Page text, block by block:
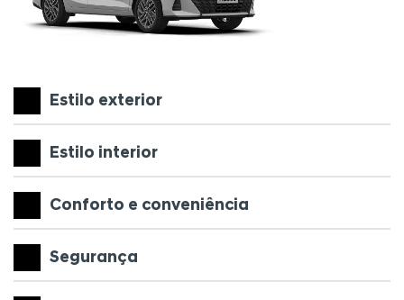
Estilo exterior
Estilo interior
Conforto e conveniência
Segurança